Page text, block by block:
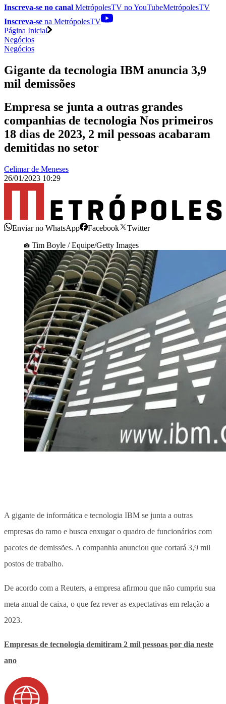
Inscreva-se no canal MetrópolesTV noYouTubeMetrópolesTV
Inscreva-se na MetrópolesTV
Página Inicial
Negócios
Negócios
Gigante da tecnologia IBM anuncia 3,9
mil demissões
Empresa se junta a outras grandes
companhias de tecnologia Nos primeiros
18 dias de 2023, 2 mil pessoas acabaram
demitidas no setor
Celimar de Meneses
26/01/2023 10:29
Enviar no WhatsApp Facebook
Twitter
Tim Boyle / Equipe/Getty Images
A gigante de informática e tecnologia IBM se junta a outras
empresas do ramo e busca enxugar o quadro de funcionários com
pacotes de demissões. A companhia anunciou que cortará 3,9 mil
postos de trabalho.
De acordo com a Reuters, a empresa afirmou que não cumpriu sua
meta anual de caixa, o que fez rever as expectativas em relação a
2023.
Empresas de tecnologia demitiram 2 mil pessoas por dia neste
ano